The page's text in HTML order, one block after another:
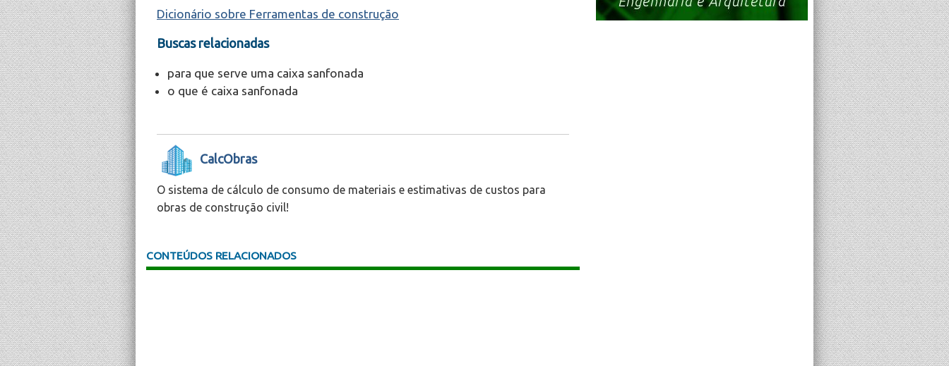
Dicionário sobre Ferramentas de construção
Buscas relacionadas
para que serve uma caixa sanfonada
o que é caixa sanfonada
CalcObras
O sistema de cálculo de consumo de materiais e estimativas de custos para
obras de construção civil!
CONTEÚDOS RELACIONADOS